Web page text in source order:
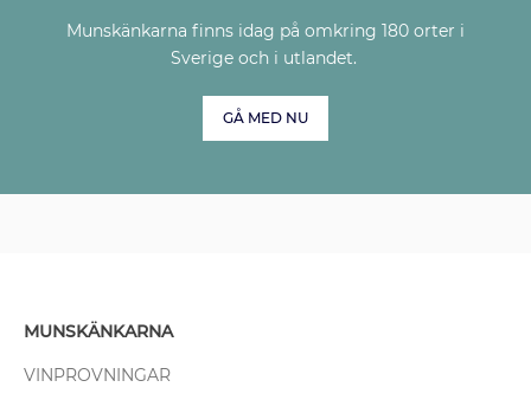
Munskänkarna finns idag på omkring 180 orter i
Sverige och i utlandet.
GÅ MED NU
MUNSKÄNKARNA
VINPROVNINGAR